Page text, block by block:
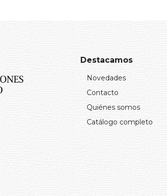
Destacamos
Novedades
Contacto
Quiénes somos
Catálogo completo